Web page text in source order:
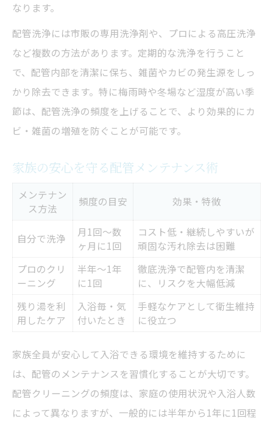
なります。
配管洗浄には市販の専用洗浄剤や、プロによる高圧洗浄
など複数の方法があります。定期的な洗浄を行うこと
で、配管内部を清潔に保ち、雑菌やカビの発生源をしっ
かり除去できます。特に梅雨時や冬場など湿度が高い季
節は、配管洗浄の頻度を上げることで、より効果的にカ
ビ・雑菌の増殖を防ぐことが可能です。
家族の安心を守る配管メンテナンス術
メンテナン
ス方法
頻度の目安 効果・特徴
自分で洗浄
月1回～数
ヶ月に1回
コスト低・継続しやすいが
頑固な汚れ除去は困難
プロのクリ
ーニング
半年～1年
に1回
徹底洗浄で配管内を清潔
に、リスクを大幅低減
残り湯を利
用したケア
入浴毎・気
付いたとき
手軽なケアとして衛生維持
に役立つ
家族全員が安心して入浴できる環境を維持するために
は、配管のメンテナンスを習慣化することが大切です。
配管クリーニングの頻度は、家庭の使用状況や入浴人数
によって異なりますが、一般的には半年から1年に1回程